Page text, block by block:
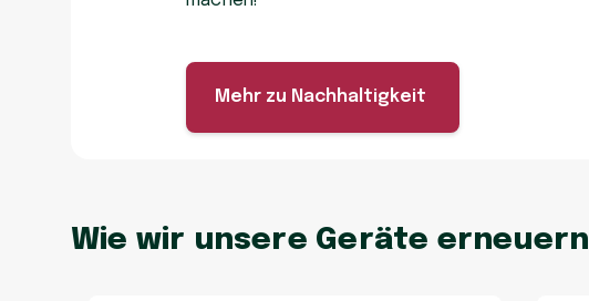
Mehr zu Nachhaltigkeit
Wie wir unsere Geräte erneuern